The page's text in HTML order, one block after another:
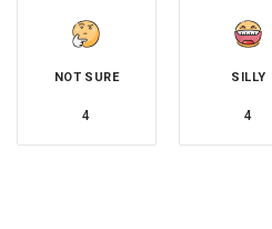
NOT SURE
4
SILLY
4